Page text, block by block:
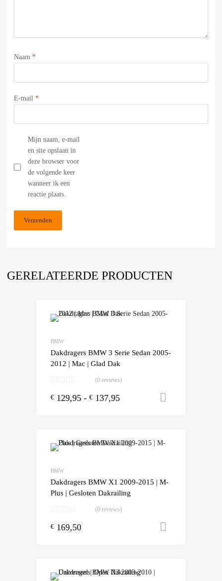
Naam *
E-mail *
Mijn naam, e-mail
en site opslaan in
deze browser voor
de volgende keer
wanneer ik een
reactie plaats.
GERELATEERDE PRODUCTEN
BMW
Dakdragers BMW 3 Serie Sedan 2005-
2012 | Mac | Glad Dak
(0 reviews)
€ 129,95 - € 137,95
BMW
Dakdragers BMW X1 2009-2015 | M-
Plus | Gesloten Dakrailing
(0 reviews)
€ 169,50